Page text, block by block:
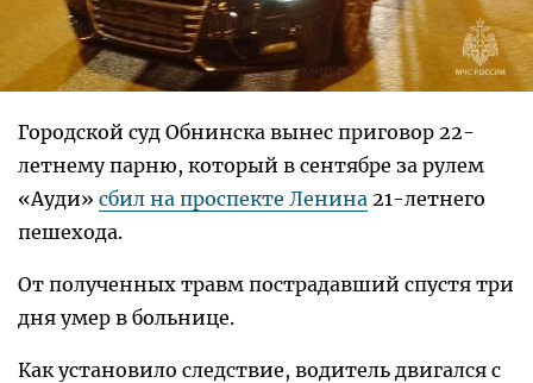
Городской суд Обнинска вынес приговор 22-
летнему парню, который в сентябре за рулем
«Ауди» сбил на проспекте Ленина 21-летнего
пешехода.
От полученных травм пострадавший спустя три
дня умер в больнице.
Как установило следствие, водитель двигался с